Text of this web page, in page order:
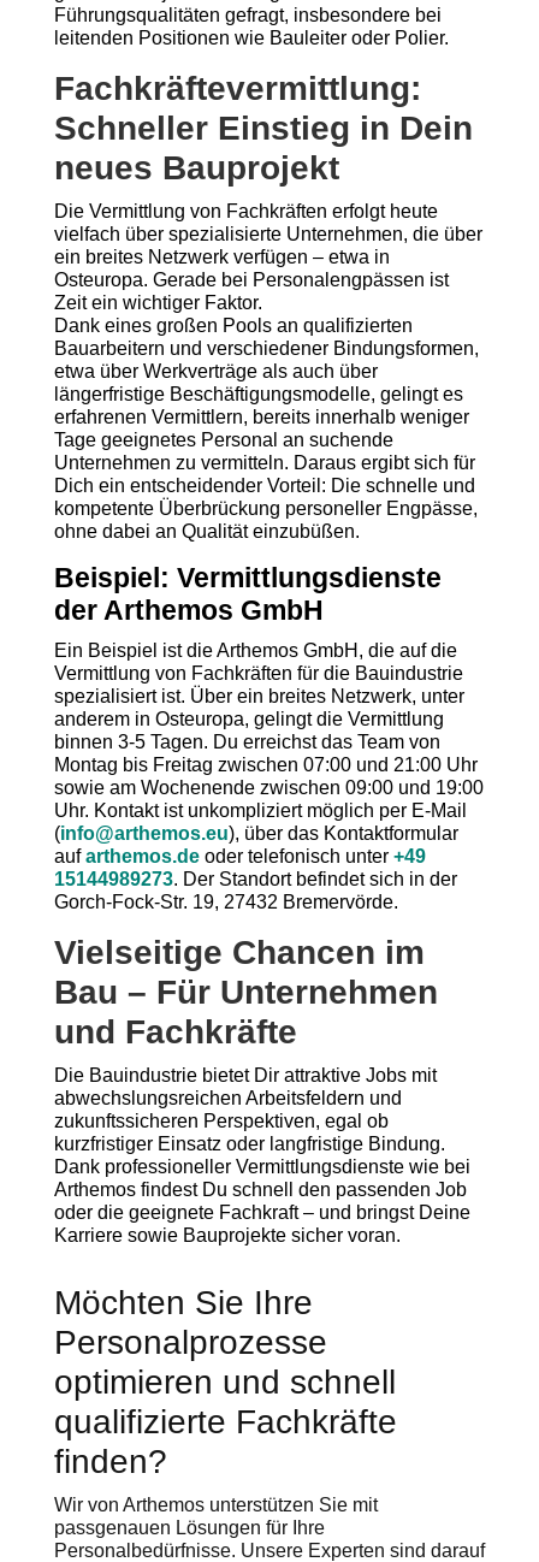
Führungsqualitäten gefragt, insbesondere bei
leitenden Positionen wie Bauleiter oder Polier.
Fachkräftevermittlung:
Schneller Einstieg in Dein
neues Bauprojekt
Die Vermittlung von Fachkräften erfolgt heute
vielfach über spezialisierte Unternehmen, die über
ein breites Netzwerk verfügen – etwa in
Osteuropa. Gerade bei Personalengpässen ist
Zeit ein wichtiger Faktor.
Dank eines großen Pools an qualifizierten
Bauarbeitern und verschiedener Bindungsformen,
etwa über Werkverträge als auch über
längerfristige Beschäftigungsmodelle, gelingt es
erfahrenen Vermittlern, bereits innerhalb weniger
Tage geeignetes Personal an suchende
Unternehmen zu vermitteln. Daraus ergibt sich für
Dich ein entscheidender Vorteil: Die schnelle und
kompetente Überbrückung personeller Engpässe,
ohne dabei an Qualität einzubüßen.
Beispiel: Vermittlungsdienste
der Arthemos GmbH
Ein Beispiel ist die Arthemos GmbH, die auf die
Vermittlung von Fachkräften für die Bauindustrie
spezialisiert ist. Über ein breites Netzwerk, unter
anderem in Osteuropa, gelingt die Vermittlung
binnen 3-5 Tagen. Du erreichst das Team von
Montag bis Freitag zwischen 07:00 und 21:00 Uhr
sowie am Wochenende zwischen 09:00 und 19:00
Uhr. Kontakt ist unkompliziert möglich per E-Mail
(info@arthemos.eu), über das Kontaktformular
aufarthemos.deoder telefonisch unter +49
15144989273. Der Standort befindet sich in der
Gorch-Fock-Str. 19, 27432 Bremervörde.
Vielseitige Chancen im
Bau – Für Unternehmen
und Fachkräfte
Die Bauindustrie bietet Dir attraktive Jobs mit
abwechslungsreichen Arbeitsfeldern und
zukunftssicheren Perspektiven, egal ob
kurzfristiger Einsatz oder langfristige Bindung.
Dank professioneller Vermittlungsdienste wie bei
Arthemos findest Du schnell den passenden Job
oder die geeignete Fachkraft – und bringst Deine
Karriere sowie Bauprojekte sicher voran.
Möchten Sie Ihre
Personalprozesse
optimieren und schnell
qualifizierte Fachkräfte
finden?
Wir von Arthemos unterstützen Sie mit
passgenauen Lösungen für Ihre
Personalbedürfnisse. Unsere Experten sind darauf